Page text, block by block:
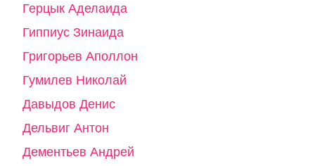
Герцык Аделаида
Гиппиус Зинаида
Григорьев Аполлон
Гумилев Николай
Давыдов Денис
Дельвиг Антон
Дементьев Андрей